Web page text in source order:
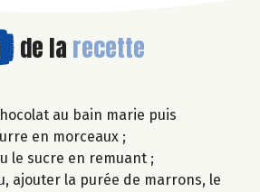
de la recette
au bain marie puis
en morceaux ;
le sucre en remuant ;
ajouter la purée de marrons, le